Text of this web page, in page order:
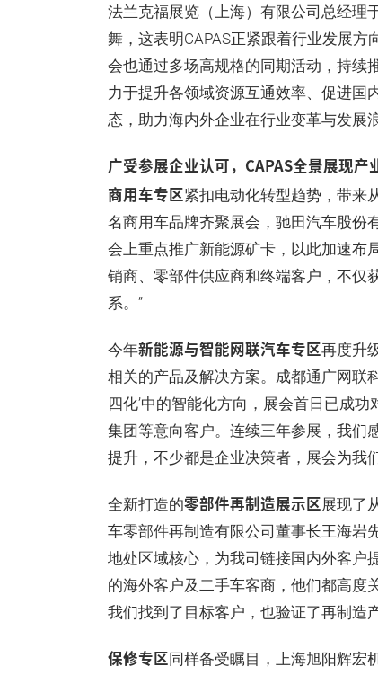
法兰克福展览（上海）有限公司总经理
舞，这表明CAPAS正紧跟着行业发展
会也通过多场高规格的同期活动，持续
力于提升各领域资源互通效率、促进国
态，助力海内外企业在行业变革与发展
广受参展企业认可，CAPAS全景展现产
商用车专区紧扣电动化转型趋势，带来
名商用车品牌齐聚展会，驰田汽车股份
会上重点推广新能源矿卡，以此加速布
销商、零部件供应商和终端客户，不仅
系。”
今年新能源与智能网联汽车专区再度升
相关的产品及解决方案。成都通广网联
四化’中的智能化方向，展会首日已成
集团等意向客户。连续三年参展，我们
提升，不少都是企业决策者，展会为我
全新打造的零部件再制造展示区展现了
车零部件再制造有限公司董事长王海岩
地处区域核心，为我司链接国内外客户
的海外客户及二手车客商，他们都高度
我们找到了目标客户，也验证了再制造
保修专区同样备受瞩目，上海旭阳辉宏